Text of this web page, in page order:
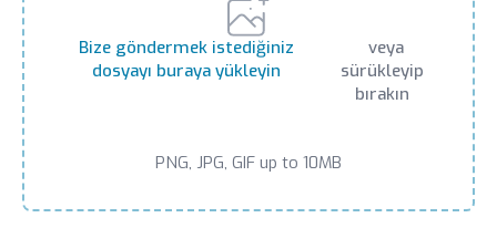
Bize göndermek istediğiniz
dosyayı buraya yükleyin
veya
sürükleyip
bırakın
PNG, JPG, GIF up to 10MB